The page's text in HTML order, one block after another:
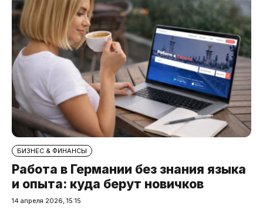
БИЗНЕС & ФИНАНСЫ
Работа в Германии без знания языка
и опыта: куда берут новичков
14 апреля 2026, 15:15